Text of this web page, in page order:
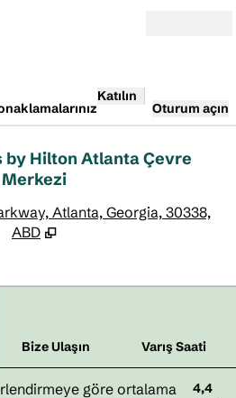
Katılın
Oturum açın
by Hilton Atlanta Çevre
Merkezi
Atlanta, Georgia, 30338,
ABD
Bize Ulaşın
Varış Saati
4,4